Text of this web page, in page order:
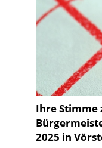
Ihre Stimme
2025 in